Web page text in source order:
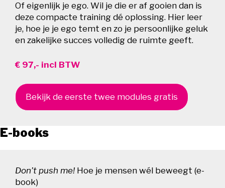
Of eigenlijk je ego. Wil je die er af gooien dan is
deze compacte training dé oplossing. Hier leer
je, hoe je je ego temt en zo je persoonlijke geluk
en zakelijke succes volledig de ruimte geeft.
€ 97,- incl BTW
Bekijk de eerste twee modules gratis
E-books
Don’t push me! Hoe je mensen wél beweegt (e-
book)